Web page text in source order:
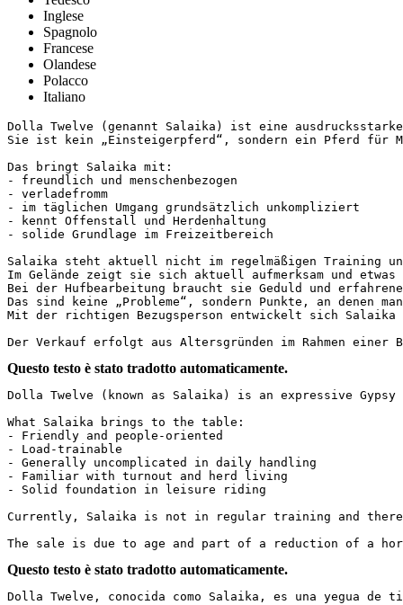
Inglese
Spagnolo
Francese
Olandese
Polacco
Italiano
Dolla Twelve (genannt Salaika) ist eine
Sie ist kein „Einsteigerpferd“, sondern ein Pferd für
Das bringt Salaika mit:
- freundlich und menschenbezogen
- verladefromm
- im täglichen Umgang grundsätzlich unkompliziert
- kennt Offenstall und Herdenhaltung
- solide Grundlage im Freizeitbereich
Salaika steht aktuell nicht im regelmäßigen Training
Im Gelände zeigt sie sich aktuell aufmerksam und
Bei der Hufbearbeitung braucht sie Geduld und erfahrene
Das sind keine „Probleme“, sondern Punkte, an denen
Mit der richtigen Bezugsperson entwickelt sich
Der Verkauf erfolgt aus Altersgründen im Rahmen einer
Questo testo è stato tradotto automaticamente.
Dolla Twelve (known as Salaika) is an expressive
What Salaika brings to the table:
- Friendly and people-oriented
- Load-trainable
- Generally uncomplicated in daily handling
- Familiar with turnout and herd living
- Solid foundation in leisure riding
Currently, Salaika is not in regular training and
The sale is due to age and part of a reduction of a
Questo testo è stato tradotto automaticamente.
Dolla Twelve, conocida como Salaika, es una yegua